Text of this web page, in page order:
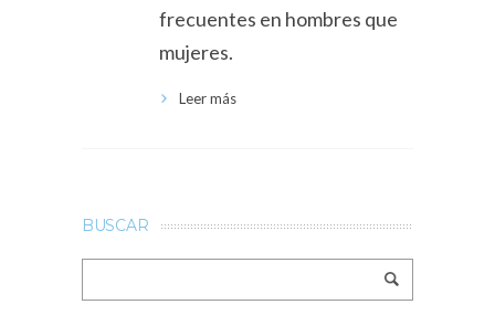
frecuentes en hombres que
mujeres.
Leer más
BUSCAR